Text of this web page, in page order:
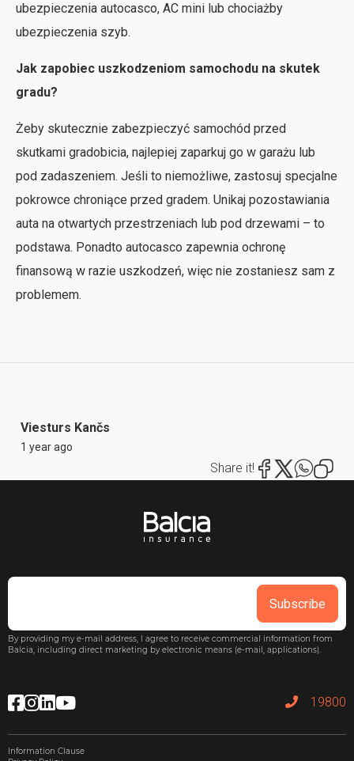
ubezpieczenia autocasco, AC mini lub chociażby
ubezpieczenia szyb.
Jak zapobiec uszkodzeniom samochodu na skutek
gradu?
Żeby skutecznie zabezpieczyć samochód przed
skutkami gradobicia, najlepiej zaparkuj go w garażu lub
pod zadaszeniem. Jeśli to niemożliwe, zastosuj specjalne
pokrowce chroniące przed gradem. Unikaj pozostawiania
auta na otwartych przestrzeniach lub pod drzewami – to
podstawa. Ponadto autocasco zapewnia ochronę
finansową w razie uszkodzeń, więc nie zostaniesz sam z
problemem.
Viesturs Kančs
1 year ago
Share it!
Subscribe
By providing my e-mail address, I agree to receive commercial information from
Balcia, including direct marketing by electronic means (e-mail, applications).
19800
Information Clause